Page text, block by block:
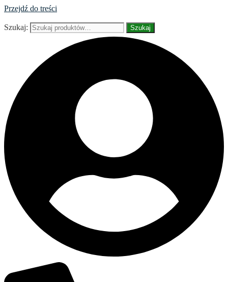
Przejdź do treści
Szukaj: Szukaj